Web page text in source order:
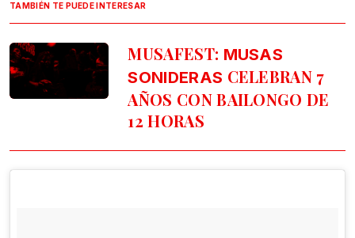
TAMBIÉN TE PUEDE INTERESAR
MUSAFEST: MUSAS
SONIDERAS CELEBRAN 7
AÑOS CON BAILONGO DE
12 HORAS